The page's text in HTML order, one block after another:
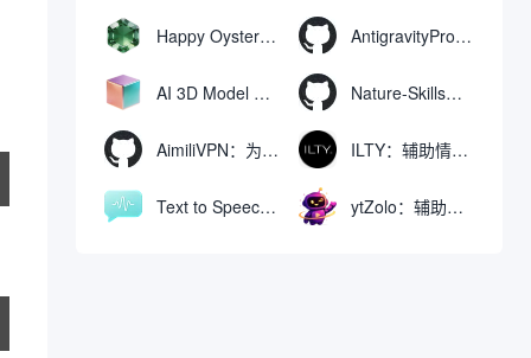
Happy Oyster AI：生成可交互式3D虚拟世界与视频的大模型 AntigravityProxyLauncher：免TUN全局代理使用Antigravity IDE
AI 3D Model Generator：通过文本和图像快速生成3D模型的在线工具 Nature-Skills：辅助撰写学术论文和绘制科研图表的智能体插件
AimiliVPN：为Linux提供纯净出站家庭IP的VPN代理网关 ILTY：辅助情绪疏导与提供行动建议的AI陪伴工具
Text to Speech AI：支持多说话人与情感控制的文字转语音工具 ytZolo：辅助创建和优化YouTube视频内容的生成工具